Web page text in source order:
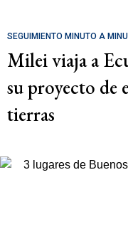
SEGUIMIENTO MINUTO A
Milei viaja a
su proyecto de
tierras